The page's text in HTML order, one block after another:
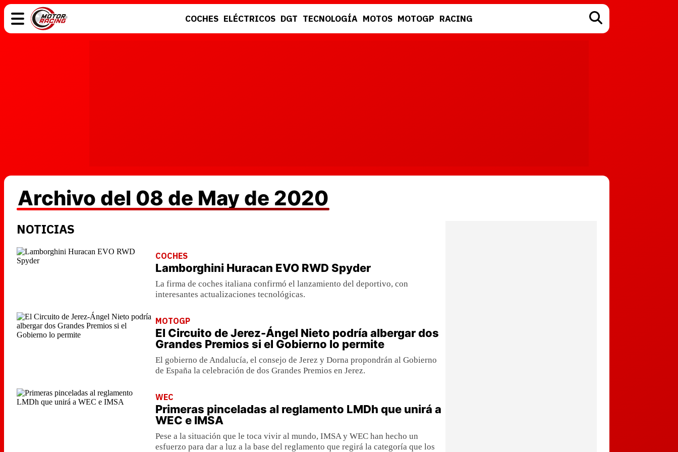
COCHES ELÉCTRICOS DGT TECNOLOGÍA MOTOS MOTOGP RACING
Archivo del 08 de May de 2020
NOTICIAS
COCHES
Lamborghini Huracan EVO RWD Spyder
La firma de coches italiana confirmó el lanzamiento del deportivo, con
interesantes actualizaciones tecnológicas.
MOTOGP
El Circuito de Jerez-Ángel Nieto podría albergar dos
Grandes Premios si el Gobierno lo permite
El gobierno de Andalucía, el consejo de Jerez y Dorna propondrán al Gobierno
de España la celebración de dos Grandes Premios en Jerez.
WEC
Primeras pinceladas al reglamento LMDh que unirá a
WEC e IMSA
Pese a la situación que le toca vivir al mundo, IMSA y WEC han hecho un
esfuerzo para dar a luz a la base del reglamento que regirá la categoría que los